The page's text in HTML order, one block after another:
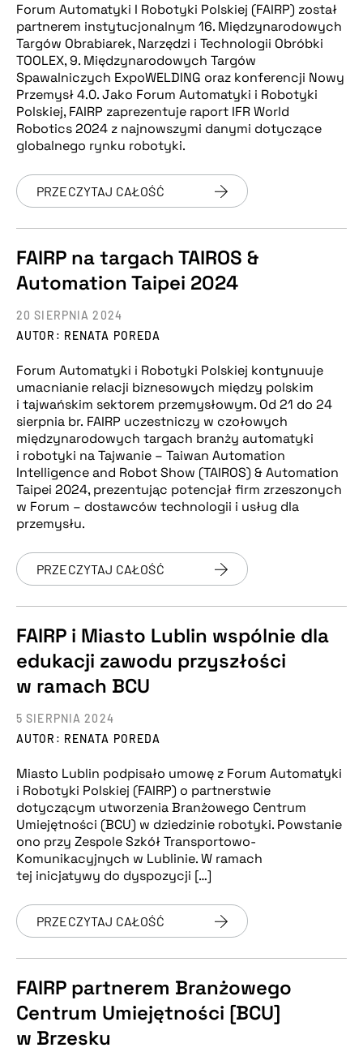
Forum Automatyki I Robotyki Polskiej (FAIRP) został
partnerem instytucjonalnym 16. Międzynarodowych
Targów Obrabiarek, Narzędzi i Technologii Obróbki
TOOLEX, 9. Międzynarodowych Targów
Spawalniczych ExpoWELDING oraz konferencji Nowy
Przemysł 4.0. Jako Forum Automatyki i Robotyki
Polskiej, FAIRP zaprezentuje raport IFR World
Robotics 2024 z najnowszymi danymi dotyczące
globalnego rynku robotyki.
PRZECZYTAJ CAŁOŚĆ
FAIRP na targach TAIROS &
Automation Taipei 2024
AUTOR: RENATA POREDA
20 SIERPNIA 2024
Forum Automatyki i Robotyki Polskiej kontynuuje
umacnianie relacji biznesowych między polskim
i tajwańskim sektorem przemysłowym. Od 21 do 24
sierpnia br. FAIRP uczestniczy w czołowych
międzynarodowych targach branży automatyki
i robotyki na Tajwanie – Taiwan Automation
Intelligence and Robot Show (TAIROS) & Automation
Taipei 2024, prezentując potencjał firm zrzeszonych
w Forum – dostawców technologii i usług dla
przemysłu.
PRZECZYTAJ CAŁOŚĆ
FAIRP i Miasto Lublin wspólnie dla
edukacji zawodu przyszłości
w ramach BCU
AUTOR: RENATA POREDA
5 SIERPNIA 2024
Miasto Lublin podpisało umowę z Forum Automatyki
i Robotyki Polskiej (FAIRP) o partnerstwie
dotyczącym utworzenia Branżowego Centrum
Umiejętności (BCU) w dziedzinie robotyki. Powstanie
ono przy Zespole Szkół Transportowo-
Komunikacyjnych w Lublinie. W ramach
tej inicjatywy do dyspozycji […]
PRZECZYTAJ CAŁOŚĆ
FAIRP partnerem Branżowego
Centrum Umiejętności [BCU]
w Brzesku